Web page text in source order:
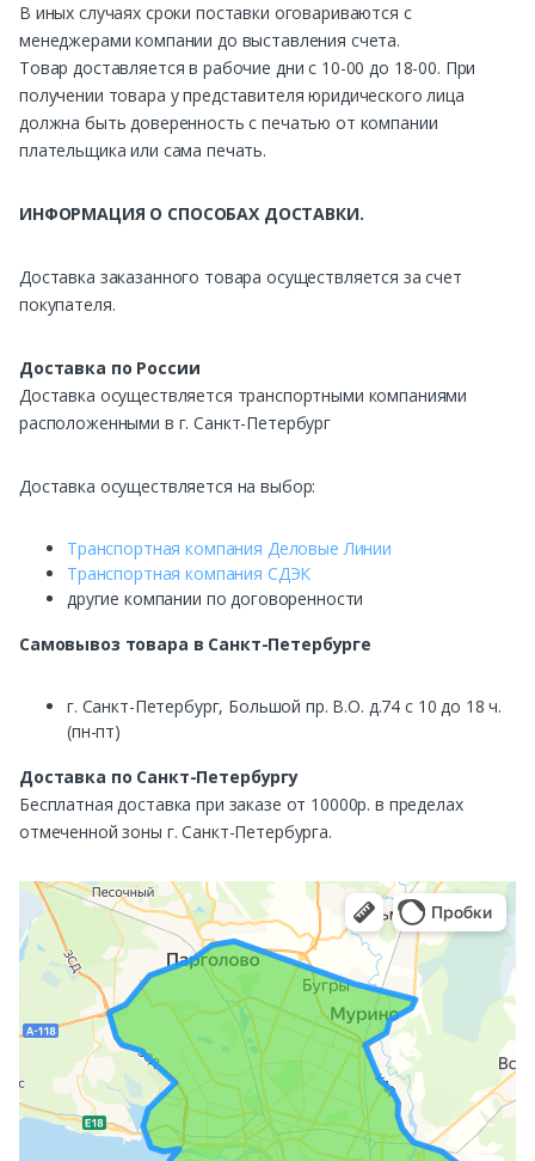
В иных случаях сроки поставки оговариваются с
менеджерами компании до выставления счета.
Товар доставляется в рабочие дни с 10-00 до 18-00. При
получении товара у представителя юридического лица
должна быть доверенность с печатью от компании
плательщика или сама печать.
ИНФОРМАЦИЯ О СПОСОБАХ ДОСТАВКИ.
Доставка заказанного товара осуществляется за счет
покупателя.
Доставка по России
Доставка осуществляется транспортными компаниями
расположенными в г. Санкт-Петербург
Доставка осуществляется на выбор:
Транспортная компания Деловые Линии
Транспортная компания СДЭК
другие компании по договоренности
Самовывоз товара в Санкт-Петербурге
г. Санкт-Петербург, Большой пр. В.О. д.74 с 10 до 18 ч.
(пн-пт)
Доставка по Санкт-Петербургу
Бесплатная доставка при заказе от 10000р. в пределах
отмеченной зоны г. Санкт-Петербурга.